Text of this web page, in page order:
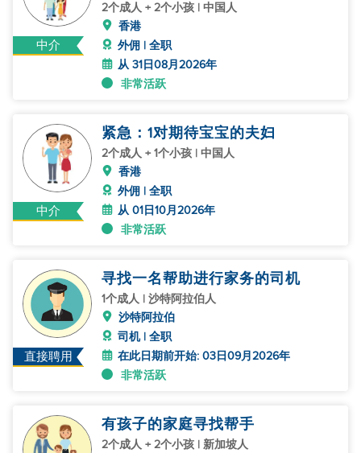
中介
2个成人 + 2个小孩 | 中国人
香港
外佣 | 全职
从 31日08月2026年
非常活跃
中介
紧急：1对期待宝宝的夫妇
2个成人 + 1个小孩 | 中国人
香港
外佣 | 全职
从 01日10月2026年
非常活跃
直接聘用
寻找一名帮助进行家务的司机
1个成人 | 沙特阿拉伯人
沙特阿拉伯
司机 | 全职
在此日期前开始: 03日09月2026年
非常活跃
有孩子的家庭寻找帮手
2个成人 + 2个小孩 | 新加坡人